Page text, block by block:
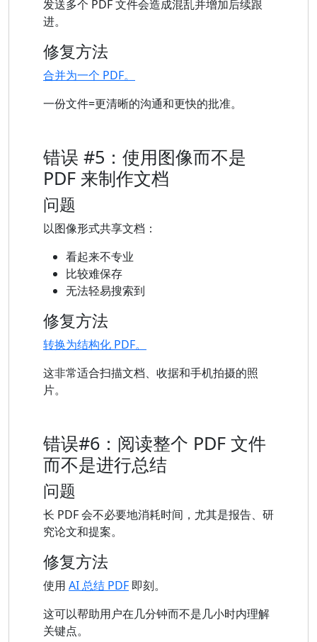
发送多个 PDF 文件会造成混乱并增加后续跟
进。
修复方法
合并为一个 PDF。
一份文件=更清晰的沟通和更快的批准。
错误 #5：使用图像而不是
PDF 来制作文档
问题
以图像形式共享文档：
看起来不专业
比较难保存
无法轻易搜索到
修复方法
转换为结构化 PDF。
这非常适合扫描文档、收据和手机拍摄的照
片。
错误#6：阅读整个 PDF 文件
而不是进行总结
问题
长 PDF 会不必要地消耗时间，尤其是报告、研
究论文和提案。
修复方法
使用 AI 总结 PDF 即刻。
这可以帮助用户在几分钟而不是几小时内理解
关键点。